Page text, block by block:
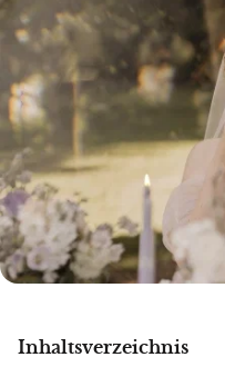
Inhaltsverzeichnis